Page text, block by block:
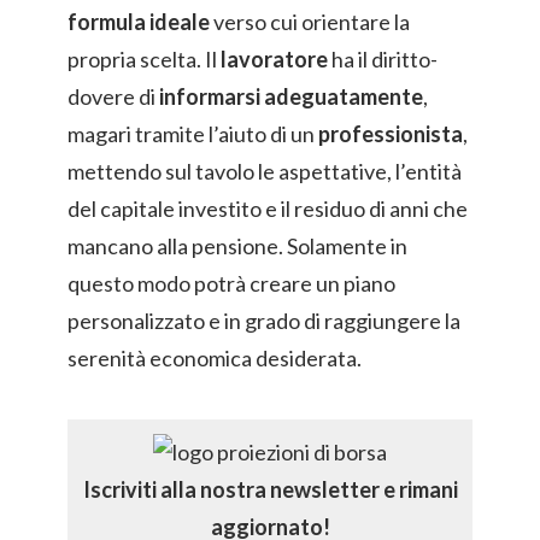
formula idealeverso cui orientare la
propria scelta. Il lavoratoreha il diritto-
dovere di informarsi adeguatamente,
magari tramite l’aiuto di un professionista,
mettendo sul tavolo le aspettative, l’entità
del capitale investito e il residuo di anni che
mancano alla pensione. Solamente in
questo modo potrà creare un piano
personalizzato e in grado di raggiungere la
serenità economica desiderata.
Iscriviti alla nostra newsletter e rimani
aggiornato!